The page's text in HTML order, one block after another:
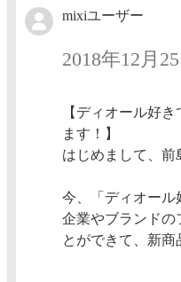
mixiユーザー
2018年12月25
【ディオール好
ます！】
はじめまして、前
今、「ディオール
企業やブランドの
とができて、新商